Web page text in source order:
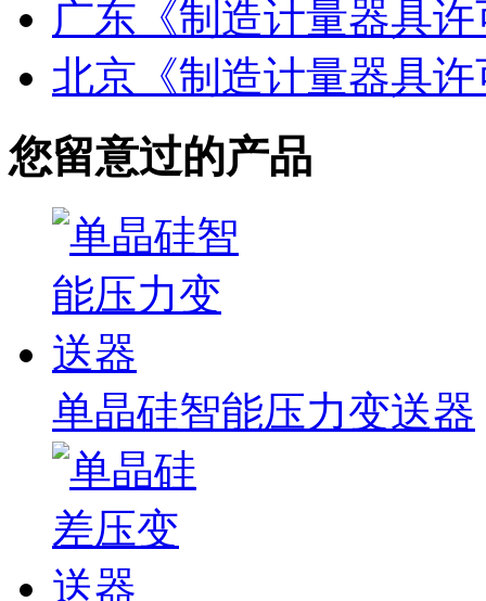
广东《制造计量器具
北京《制造计量器具
您留意过的产品
单晶硅智能压力变送器